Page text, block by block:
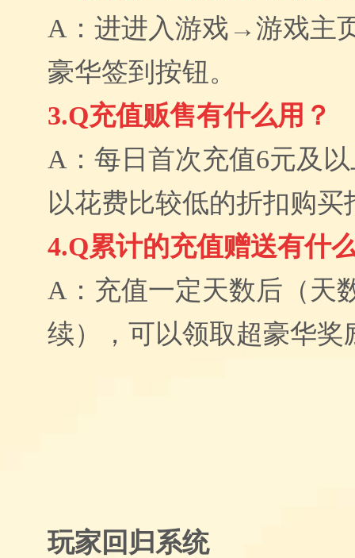
A：进进入游戏→游戏主
豪华签到按钮。
3.Q充值贩售有什么用？
A：每日首次充值6元及
以花费比较低的折扣购买
4.Q累计的充值赠送有什
A：充值一定天数后（天
续），可以领取超豪华奖
玩家回归系统